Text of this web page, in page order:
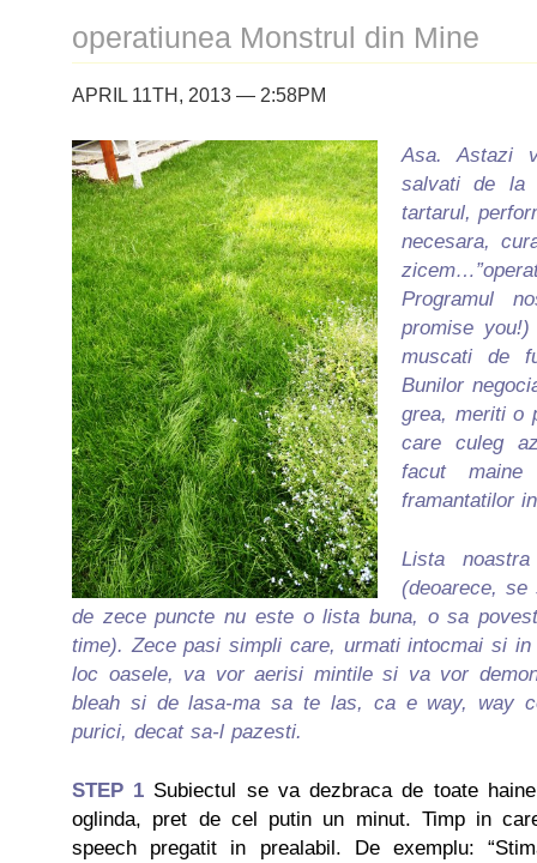
operatiunea Monstrul din Mine
APRIL 11TH, 2013 — 2:58PM
Asa. Astazi
salvati de la
tartarul,
necesara,
Programul
promise
muscati de
Bunilor
grea, meriti o
care culeg
facut
framantatilor
Lista
(deoarece,
de zece puncte nu este o lista buna, o sa
time). Zece pasi simpli care, urmati intocmai si
loc oasele, va vor aerisi mintile si va vor
bleah si de lasa-ma sa te las, ca e way, way
purici, decat sa-l pazesti.
STEP 1 Subiectul se va dezbraca de toate
oglinda, pret de cel putin un minut. Timp in
speech pregatit in prealabil. De exemplu: